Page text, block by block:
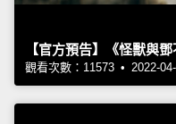
【官方預告】《怪獸與
觀看次數：11573 • 2022-